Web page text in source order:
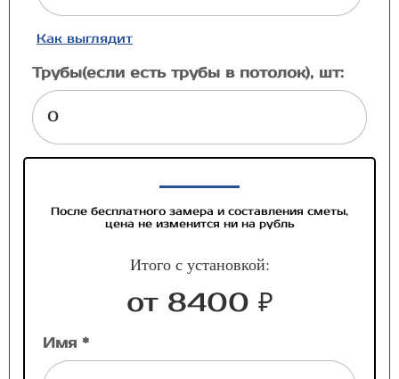
Как выглядит
Трубы(если есть трубы в потолок), шт:
После бесплатного замера и составления сметы,
цена не изменится ни на рубль
Итого с установкой:
от 8400 ₽
Имя *